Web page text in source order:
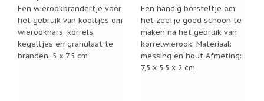
webshop
(door
Jade
Jong)
Een
passend
Een wierookbrandertje voor
het gebruik van kooltjes om
wierookhars, korrels,
kegeltjes en granulaat te
branden. 5 x 7,5 cm
Een handig borsteltje om
het zeefje goed schoon te
maken na het gebruik van
korrelwierook. Materiaal:
messing en hout Afmeting:
7,5 x 5,5 x 2 cm